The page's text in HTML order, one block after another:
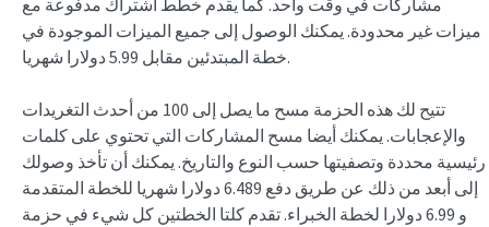
مشاركات في وقت واحد. كما يقدم خطط اشتراك مدفوعة مع
ميزات غير محدودة. يمكنك الوصول إلى جميع الميزات الموجودة في
خطة المبتدئين مقابل 5.99 دولارا شهريا.
تتيح لك هذه الحزمة مسح ما يصل إلى 100 من أحدث التغريدات
والإعجابات. يمكنك أيضا مسح المشاركات التي تحتوي على كلمات
رئيسية محددة وتصفيتها حسب النوع والتاريخ. يمكنك أن تأخذ وصولك
إلى أبعد من ذلك عن طريق دفع 6.489 دولارا شهريا للخطة المتقدمة
و 6.99 دولارا لخطة الخبراء. تقدم كلتا الخطتين كل شيء في حزمة